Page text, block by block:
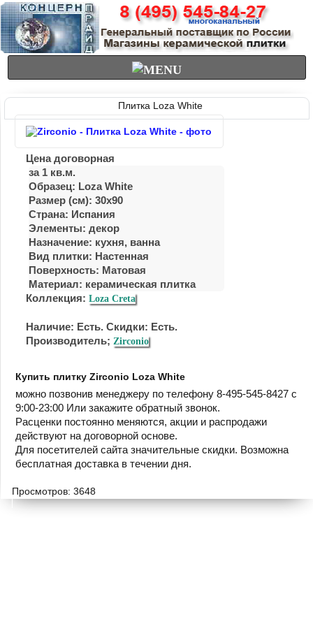
Плитка Loza White
Цена договорная
за 1 кв.м.
Образец: Loza White
Размер (см): 30x90
Страна: Испания
Элементы: декор
Назначение: кухня, ванна
Вид плитки: Настенная
Поверхность: Матовая
Материал: керамическая плитка
Коллекция: Loza Creta
Наличие: Есть. Скидки: Есть.
Производитель; Zirconio
Купить плитку Zirconio Loza White
можно позвонив менеджеру по телефону 8-495-545-8427 с
9:00-23:00 Или закажите обратный звонок.
Расценки постоянно меняются, акции и распродажи
действуют на договорной основе.
Для посетителей сайта значительные скидки. Возможна
бесплатная доставка в течении дня.
Просмотров: 3648